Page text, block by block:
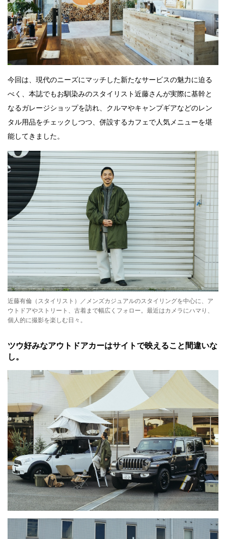
今回は、現代のニーズにマッチした新たなサービスの魅力に迫る
べく、本誌でもお馴染みのスタイリスト近藤さんが実際に基幹と
なるガレージショップを訪れ、クルマやキャンプギアなどのレン
タル用品をチェックしつつ、併設するカフェで人気メニューを堪
能してきました。
近藤有倫（スタイリスト）／メンズカジュアルのスタイリングを中心に、ア
ウトドアやストリート、古着まで幅広くフォロー。最近はカメラにハマり、
個人的に撮影を楽しむ日々。
ツウ好みなアウトドアカーはサイトで映えること間違いな
し。